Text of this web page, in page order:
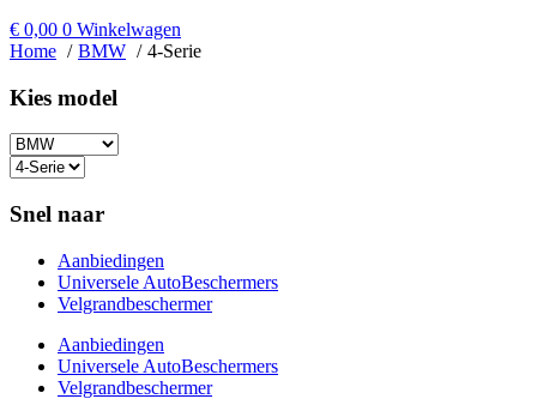
€ 0,00 0 Winkelwagen
Home
BMW 4-Serie
Kies model​
Snel naar
Aanbiedingen
Universele AutoBeschermers
Velgrandbeschermer
Aanbiedingen
Universele AutoBeschermers
Velgrandbeschermer